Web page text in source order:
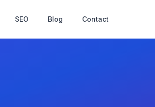
SEO Blog Contact